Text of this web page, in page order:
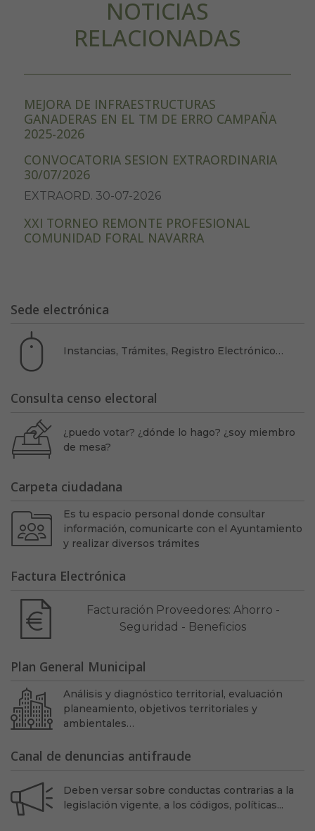
NOTICIAS
RELACIONADAS
MEJORA DE INFRAESTRUCTURAS
GANADERAS EN EL TM DE ERRO CAMPAÑA
2025-2026
CONVOCATORIA SESION EXTRAORDINARIA
30/07/2026
EXTRAORD. 30-07-2026
XXI TORNEO REMONTE PROFESIONAL
COMUNIDAD FORAL NAVARRA
Sede electrónica
Instancias, Trámites, Registro Electrónico…
Consulta censo electoral
¿puedo votar? ¿dónde lo hago? ¿soy miembro
de mesa?
Carpeta ciudadana
Es tu espacio personal donde consultar
información, comunicarte con el Ayuntamiento
y realizar diversos trámites
Factura Electrónica
Facturación Proveedores: Ahorro -
Seguridad - Beneficios
Plan General Municipal
Análisis y diagnóstico territorial, evaluación
planeamiento, objetivos territoriales y
ambientales…
Canal de denuncias antifraude
Deben versar sobre conductas contrarias a la
legislación vigente, a los códigos, políticas...